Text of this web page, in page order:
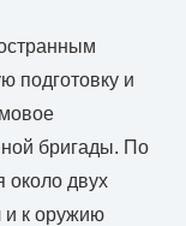
подготовку и
бригады. По
около двух
и к оружию